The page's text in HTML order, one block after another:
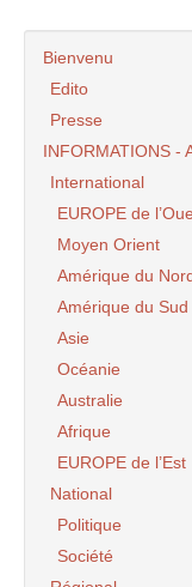
Bienvenu
Edito
Presse
INFORMATIONS -
International
EUROPE de
Moyen Orient
Amérique du
Amérique du Sud
Asie
Océanie
Australie
Afrique
EUROPE de l’Est
National
Politique
Société